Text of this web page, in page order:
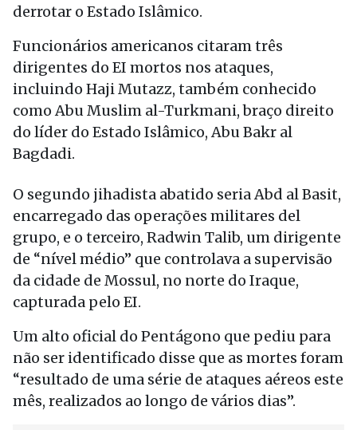
derrotar o Estado Islâmico.
Funcionários americanos citaram três
dirigentes do EI mortos nos ataques,
incluindo Haji Mutazz, também conhecido
como Abu Muslim al-Turkmani, braço direito
do líder do Estado Islâmico, Abu Bakr al
Bagdadi.
O segundo jihadista abatido seria Abd al Basit,
encarregado das operações militares del
grupo, e o terceiro, Radwin Talib, um dirigente
de “nível médio” que controlava a supervisão
da cidade de Mossul, no norte do Iraque,
capturada pelo EI.
Um alto oficial do Pentágono que pediu para
não ser identificado disse que as mortes foram
“resultado de uma série de ataques aéreos este
mês, realizados ao longo de vários dias”.